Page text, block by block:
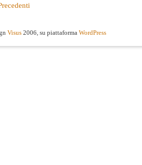
Visus 2006, su piattaforma WordPress